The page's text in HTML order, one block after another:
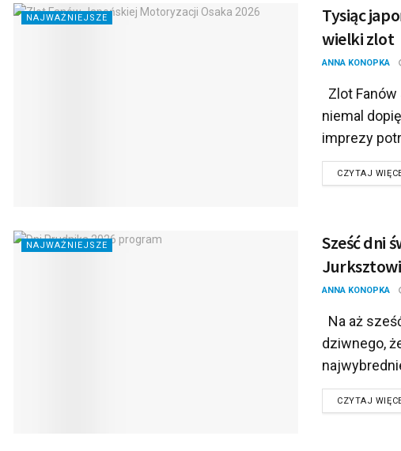
NAJWAŻNIEJSZE
Tysiąc
wielki zlot
ANNA KONOPKA
Zlot
niemal
imprezy
CZYTAJ
NAJWAŻNIEJSZE
Sześć dni
ANNA KONOPKA
Na aż
dziwnego,
CZYTAJ